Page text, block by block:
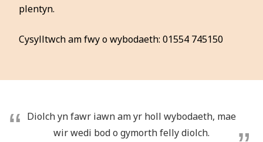
plentyn.
Cysylltwch am fwy o wybodaeth: 01554 745150
Diolch yn fawr iawn am yr holl wybodaeth, mae
wir wedi bod o gymorth felly diolch.